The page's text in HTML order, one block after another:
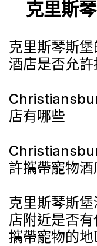
克里斯
克里斯琴斯
酒店是否允
店有哪些
許攜帶寵物
克里斯琴斯
店附近是否
攜帶寵物的地